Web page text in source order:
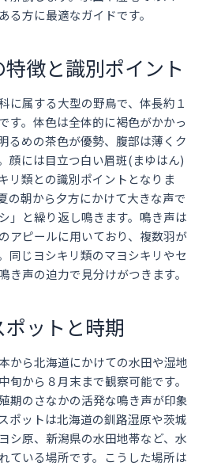
る方に最適なガイドです。
徴と識別ポイント
に属する大型の野鳥で、体長約１
す。体色は全体的に褐色がかかっ
るめの茶色が優勢、腹部は薄くク
顔には目立つ白い眉斑(まゆはん)
リ類との識別ポイントとなりま
の朝から夕方にかけて大きな声で
」と繰り返し鳴きます。鳴き声は
アピールに用いており、複数羽が
同じヨシキリ類のマヨシキリやセ
き声の迫力で見分けがつきます。
ットと時期
から北海道にかけての水田や湿地
旬から８月末まで観察可能です。
期のさなかの活発な鳴き声が印象
ポットは北海道の釧路湿原や茨城
シ原、新潟県の水田地帯など、水
ている場所です。こうした場所は